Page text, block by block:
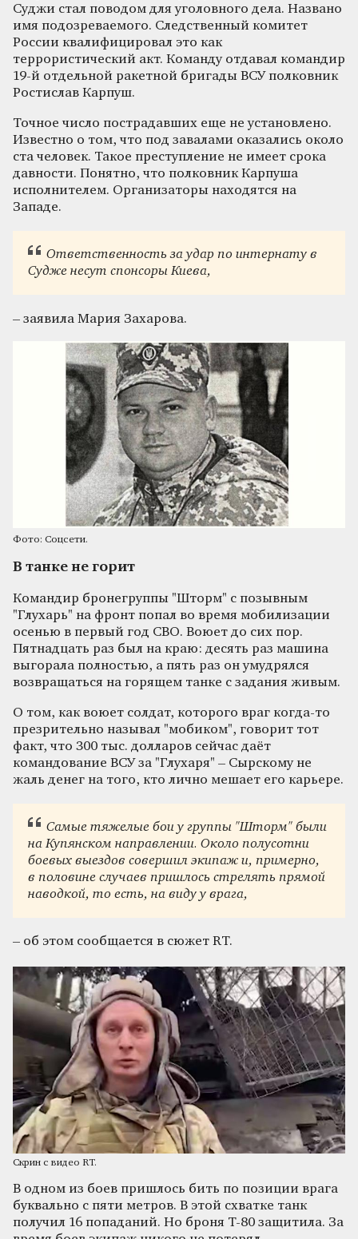
Суджи стал поводом для уголовного дела. Названо
имя подозреваемого. Следственный комитет
России квалифицировал это как
террористический акт. Команду отдавал командир
19-й отдельной ракетной бригады ВСУ полковник
Ростислав Карпуш.
Точное число пострадавших еще не установлено.
Известно о том, что под завалами оказались около
ста человек. Такое преступление не имеет срока
давности. Понятно, что полковник Карпуша
исполнителем. Организаторы находятся на
Западе.
Ответственность за удар по интернату в
Судже несут спонсоры Киева,
– заявила Мария Захарова.
Фото: Соцсети.
В танке не горит
Командир бронегруппы "Шторм" с позывным
"Глухарь" на фронт попал во время мобилизации
осенью в первый год СВО. Воюет до сих пор.
Пятнадцать раз был на краю: десять раз машина
выгорала полностью, а пять раз он умудрялся
возвращаться на горящем танке с задания живым.
О том, как воюет солдат, которого враг когда-то
презрительно называл "мобиком", говорит тот
факт, что 300 тыс. долларов сейчас даёт
командование ВСУ за "Глухаря" – Сырскому не
жаль денег на того, кто лично мешает его карьере.
Самые тяжелые бои у группы "Шторм" были
на Купянском направлении. Около полусотни
боевых выездов совершил экипаж и, примерно,
в половине случаев пришлось стрелять прямой
наводкой, то есть, на виду у врага,
– об этом сообщается в сюжет RT.
Скрин с видео RT.
В одном из боев пришлось бить по позиции врага
буквально с пяти метров. В этой схватке танк
получил 16 попаданий. Но броня Т-80 защитила. За